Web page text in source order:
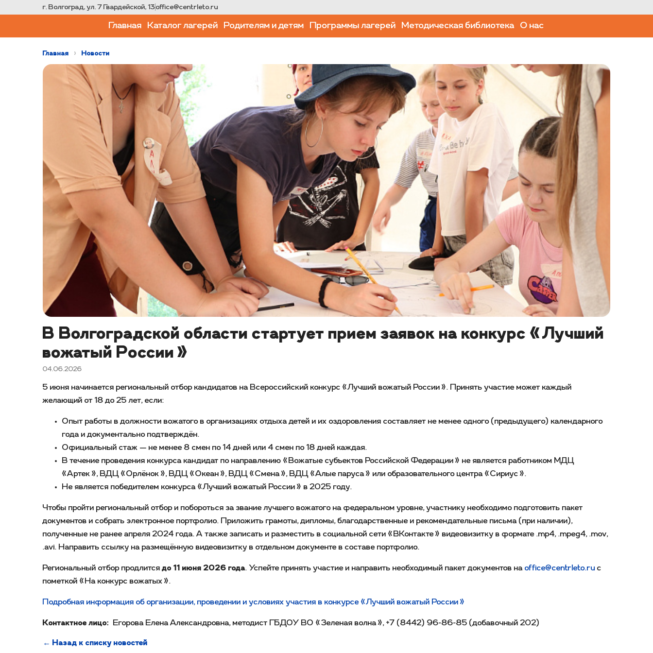
г. Волгоград, ул. 7 Гвардейской, 13office@centrleto.ru
Главная Каталог лагерей Родителям и детям Программы лагерей Методическая библиотека О нас
Главная › Новости
В Волгоградской области стартует прием заявок на конкурс «Лучший
вожатый России»
04.06.2026
5 июня начинается региональный отбор кандидатов на Всероссийский конкурс «Лучший вожатый России». Принять участие может каждый
желающий от 18 до 25 лет, если:
Опыт работы в должности вожатого в организациях отдыха детей и их оздоровления составляет не менее одного (предыдущего) календарного
года и документально подтверждён.
Официальный стаж — не менее 8 смен по 14 дней или 4 смен по 18 дней каждая.
В течение проведения конкурса кандидат по направлению «Вожатые субъектов Российской Федерации» не является работником МДЦ
«Артек», ВДЦ «Орлёнок», ВДЦ «Океан», ВДЦ «Смена», ВДЦ «Алые паруса» или образовательного центра «Сириус».
Не является победителем конкурса «Лучший вожатый России» в 2025 году.
Чтобы пройти региональный отбор и побороться за звание лучшего вожатого на федеральном уровне, участнику необходимо подготовить пакет
документов и собрать электронное портфолио. Приложить грамоты, дипломы, благодарственные и рекомендательные письма (при наличии),
полученные не ранее апреля 2024 года. А также записать и разместить в социальной сети «ВКонтакте» видеовизитку в формате .mp4, .mpeg4, .mov,
.avi. Направить ссылку на размещённую видеовизитку в отдельном документе в составе портфолио.
Региональный отбор продлитсядо 11 июня 2026 года. Успейте принять участие и направить необходимый пакет документов на office@centrleto.ru с
пометкой «На конкурс вожатых».
Подробная информация об организации, проведении и условиях участия в конкурсе «Лучший вожатый России»
Контактное лицо: Егорова Елена Александровна, методист ГБДОУ ВО «Зеленая волна», +7 (8442) 96-86-85 (добавочный 202)
← Назад к списку новостей